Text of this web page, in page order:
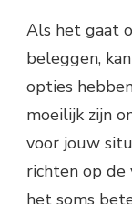
Als het gaat
beleggen,
opties
moeilijk zijn
voor jouw
richten op de
het soms